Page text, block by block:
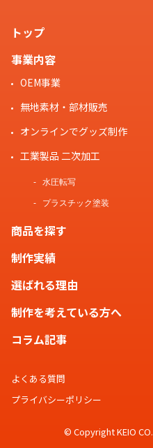
トップ
事業内容
OEM事業
無地素材・部材販売
オンラインでグッズ制作
工業製品 二次加工
水圧転写
プラスチック塗装
商品を探す
制作実績
選ばれる理由
制作を考えている方へ
コラム記事
よくある質問
プライバシーポリシー
© Copyright KEIO